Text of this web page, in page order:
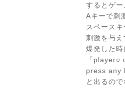
するとゲー
Aキーで刺
スペース
刺激を与え
爆発した時
「
press any
と出るので